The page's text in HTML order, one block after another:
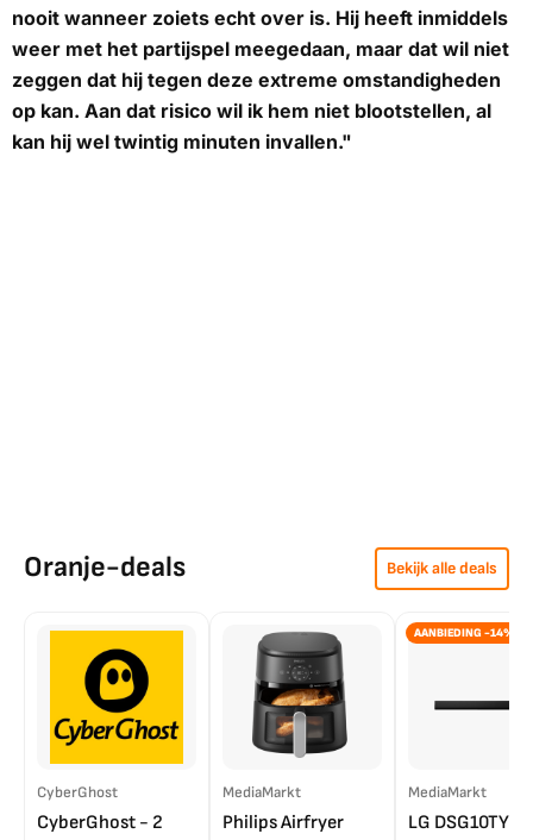
nooit wanneer zoiets echt over is. Hij heeft inmiddels
weer met het partijspel meegedaan, maar dat wil niet
zeggen dat hij tegen deze extreme omstandigheden
op kan. Aan dat risico wil ik hem niet blootstellen, al
kan hij wel twintig minuten invallen."
Oranje-deals Bekijk alle deals
CyberGhost
CyberGhost - 2
MediaMarkt
Philips Airfryer
AANBIEDING -14%
MediaMarkt
LG DSG10TY